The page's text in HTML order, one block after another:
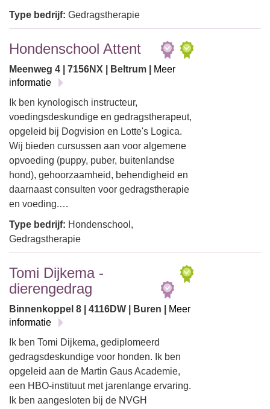
Type bedrijf: Gedragstherapie
Hondenschool Attent
Meenweg 4 | 7156NX | Beltrum |
Meer
informatie
Ik ben kynologisch instructeur,
voedingsdeskundige en gedragstherapeut,
opgeleid bij Dogvision en Lotte's Logica.
Wij bieden cursussen aan voor algemene
opvoeding (puppy, puber, buitenlandse
hond), gehoorzaamheid, behendigheid en
daarnaast consulten voor gedragstherapie
en voeding.…
Type bedrijf: Hondenschool,
Gedragstherapie
Tomi Dijkema -
dierengedrag
Binnenkoppel 8 | 4116DW | Buren |
Meer
informatie
Ik ben Tomi Dijkema, gediplomeerd
gedragsdeskundige voor honden. Ik ben
opgeleid aan de Martin Gaus Academie,
een HBO-instituut met jarenlange ervaring.
Ik ben aangesloten bij de NVGH